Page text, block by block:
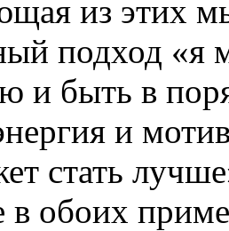
из этих
подход «я
и быть в
и
стать
в обоих